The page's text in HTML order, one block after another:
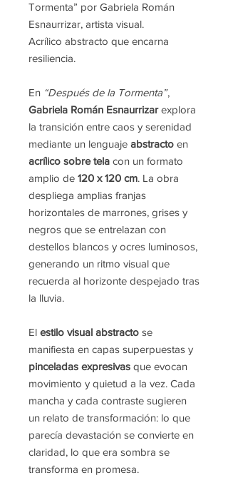
Tormenta” por Gabriela Román
Esnaurrizar, artista visual.
Acrílico abstracto que encarna
resiliencia.
En “Después de la Tormenta”,
Gabriela Román Esnaurrizarexplora
la transición entre caos y serenidad
mediante un lenguaje abstracto en
acrílico sobre tela con un formato
amplio de 120 x 120 cm. La obra
despliega amplias franjas
horizontales de marrones, grises y
negros que se entrelazan con
destellos blancos y ocres luminosos,
generando un ritmo visual que
recuerda al horizonte despejado tras
la lluvia.
El estilo visual abstracto se
manifiesta en capas superpuestas y
pinceladas expresivas que evocan
movimiento y quietud a la vez. Cada
mancha y cada contraste sugieren
un relato de transformación: lo que
parecía devastación se convierte en
claridad, lo que era sombra se
transforma en promesa.